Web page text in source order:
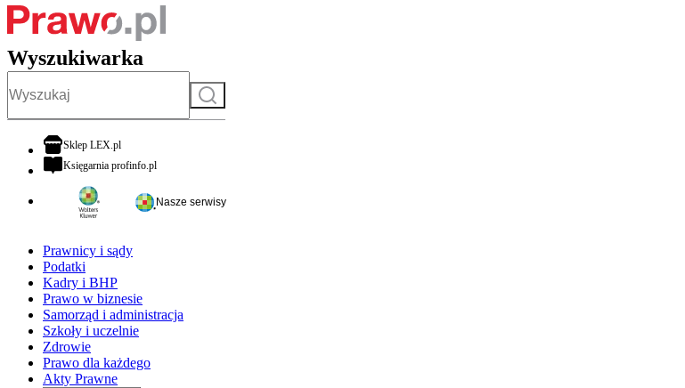
Wyszukiwarka
Szukaj
Sklep LEX.plotwiera się w nowej karcie
Księgarnia profinfo.plotwiera się w nowej karcie
Nasze serwisy
Prawnicy i sądy
Podatki
Kadry i BHP
Prawo w biznesie
Samorząd i administracja
Szkoły i uczelnie
Zdrowie
Prawo dla każdego
Akty Prawne